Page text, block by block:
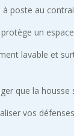
poste au
un
lavable et
que la
vos